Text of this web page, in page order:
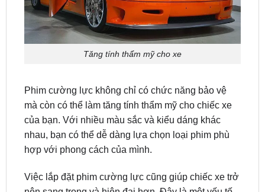
Tăng tính thẩm mỹ cho xe
Phim cường lực không chỉ có chức năng bảo vệ
của bạn. Với nhiều màu sắc và kiểu dáng khác
nhau, bạn có thể dễ dàng lựa chọn loại phim phù
hợp với phong cách của mình.
Việc lắp đặt phim cường lực cũng giúp chiếc xe trở
quan trọng đối với những ai yêu thích cái đẹp và sự